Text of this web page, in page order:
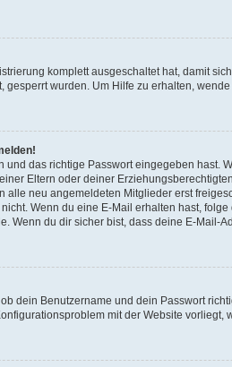
komplett ausgeschaltet hat, damit
wurden. Um Hilfe zu erhalten,
das richtige Passwort eingegeben hast.
Eltern oder deiner
neu angemeldeten Mitglieder erst
Wenn du eine E-Mail erhalten hast,
Wenn du dir sicher bist, dass deine E-Mail-
dein Benutzername und dein Passwort
mit der Website vorliegt,